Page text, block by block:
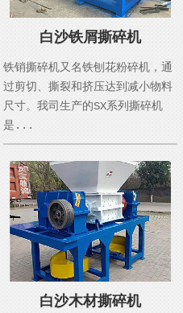
白沙铁屑撕碎机
铁销撕碎机又名铁刨花粉碎机，通
过剪切、撕裂和挤压达到减小物料
尺寸。我司生产的SX系列撕碎机
是...
白沙木材撕碎机